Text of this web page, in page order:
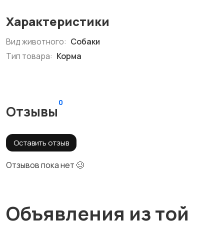
Характеристики
Вид животного: Собаки
Тип товара: Корма
Отзывы
0
Оставить отзыв
Отзывов пока нет 🥴
Объявления из той